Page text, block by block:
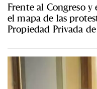
Frente al Congreso
el mapa de las
Propiedad Privada